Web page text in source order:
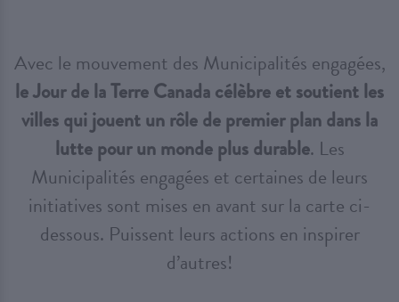
Avec le mouvement des Municipalités engagées,
le Jour de la Terre Canada célèbre et soutient les
villes qui jouent un rôle de premier plan dans la
lutte pour un monde plus durable. Les
Municipalités engagées et certaines de leurs
initiatives sont mises en avant sur la carte ci-
dessous. Puissent leurs actions en inspirer
d’autres!